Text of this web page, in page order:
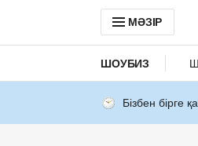
МӘЗІР
ШОУБИЗ
Бізбен бірге